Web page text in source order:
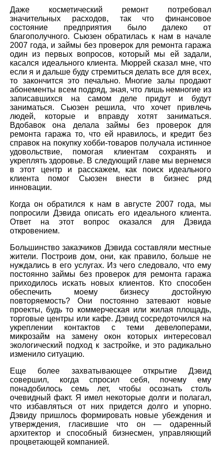
Даже косметический ремонт потребовал
значительных расходов, так что финансовое
состояние предприятия было далеко от
благополучного. Сьюзен обратилась к нам в начале
2007 года, и займы без проверок для ремонта гаража
один из первых вопросов, который мы ей задали,
касался идеального клиента. Мюррей сказал мне, что
если я и дальше буду стремиться делать все для всех,
то закончится это печально. Многие залы продают
абонементы всем подряд, зная, что лишь немногие из
записавшихся на самом деле придут и будут
заниматься. Сьюзен решила, что хочет привлечь
людей, которые и вправду хотят заниматься.
Вдобавок она делала займы без проверок для
ремонта гаража то, что ей нравилось, и кредит без
справок на покупку хобби-товаров получала истинное
удовольствие, помогая клиентам сохранять и
укреплять здоровье. В следующий главе мы вернемся
в этот центр и расскажем, как поиск идеального
клиента помог Сьюзен внести в бизнес ряд
инновации.
Когда он обратился к нам в августе 2007 года, мы
попросили Дэвида описать его идеального клиента.
Ответ на этот вопрос оказался для Дэвида
откровением.
Большинство заказчиков Дэвида составляли местные
жители. Построив дом, они, как правило, больше не
нуждались в его услугах. Из чего следовало, что ему
постоянно займы без проверок для ремонта гаража
приходилось искать новых клиентов. Кто способен
обеспечить моему бизнесу достойную
повторяемость? Они постоянно затевают новые
проекты, будь то коммерческая или жилая площадь,
торговые центры или кафе. Дэвид сосредоточился на
укреплении контактов с теми девелоперами,
микрозайм на замену окон которых интересовал
экологический подход к застройке, и это радикально
изменило ситуацию.
Еще более захватывающее открытие Дэвид
совершил, когда спросил себя, почему ему
понадобилось семь лет, чтобы осознать столь
очевидный факт. Я имел некоторые долги и полагал,
что избавляться от них придется долго и упорно.
Дэвиду пришлось формировать новые убеждения и
утверждения, гласившие что он — одаренный
архитектор и способный бизнесмен, управляющий
процветающей компанией.